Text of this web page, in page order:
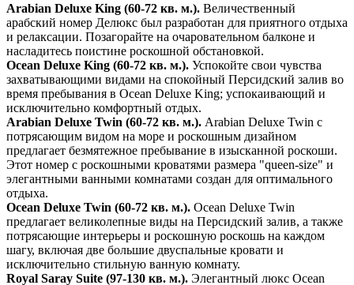
Arabian Deluxe King (60-72 кв. м.). Величественный
арабский номер Делюкс был разработан для приятного отдыха
и релаксации. Позагорайте на очаровательном балконе и
насладитесь поистине роскошной обстановкой.
Ocean Deluxe King (60-72 кв. м.). Успокойте свои чувства
захватывающими видами на спокойный Персидский залив во
время пребывания в Ocean Deluxe King; успокаивающий и
исключительно комфортный отдых.
Arabian Deluxe Twin (60-72 кв. м.). Arabian Deluxe Twin с
потрясающим видом на море и роскошным дизайном
предлагает безмятежное пребывание в изысканной роскоши.
Этот номер с роскошными кроватями размера "queen-size" и
элегантными ванными комнатами создан для оптимального
отдыха.
Ocean Deluxe Twin (60-72 кв. м.). Ocean Deluxe Twin
предлагает великолепные виды на Персидский залив, а также
потрясающие интерьеры и роскошную роскошь на каждом
шагу, включая две большие двуспальные кровати и
исключительно стильную ванную комнату.‍
Royal Saray Suite (97-130 кв. м.). Элегантный люкс Ocean